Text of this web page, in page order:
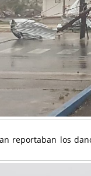
reportaban los